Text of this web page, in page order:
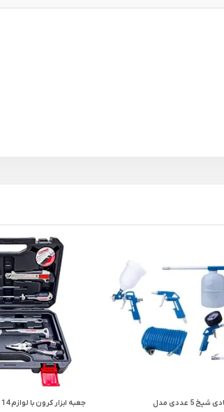
ست ابزار بادی شپخ 5 عددی مدل